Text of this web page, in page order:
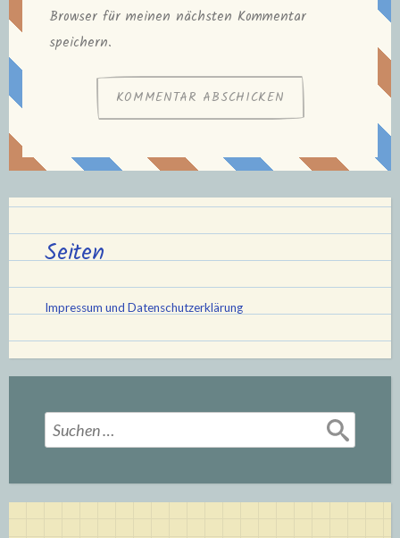
Browser für meinen nächsten Kommentar
speichern.
Seiten
Impressum und Datenschutzerklärung
Suchen
nach: